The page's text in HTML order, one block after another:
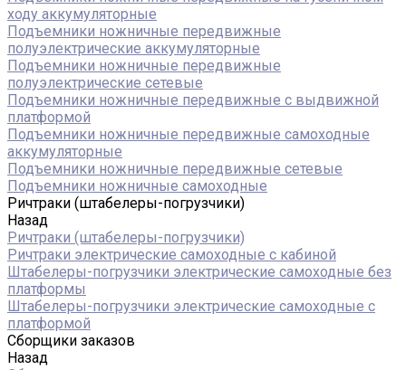
ходу аккумуляторные
Подъемники ножничные передвижные
полуэлектрические аккумуляторные
Подъемники ножничные передвижные
полуэлектрические сетевые
Подъемники ножничные передвижные с выдвижной
платформой
Подъемники ножничные передвижные самоходные
аккумуляторные
Подъемники ножничные передвижные сетевые
Подъемники ножничные самоходные
Ричтраки (штабелеры-погрузчики)
Назад
Ричтраки (штабелеры-погрузчики)
Ричтраки электрические самоходные с кабиной
Штабелеры-погрузчики электрические самоходные без
платформы
Штабелеры-погрузчики электрические самоходные с
платформой
Сборщики заказов
Назад